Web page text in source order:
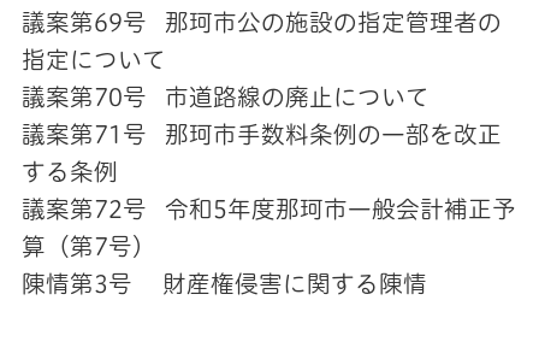
議案第69号 那珂市公の施設の指定管理者の
指定について
議案第70号 市道路線の廃止について
議案第71号 那珂市手数料条例の一部を改正
する条例
議案第72号 令和5年度那珂市一般会計補正予
算（第7号）
陳情第3号 財産権侵害に関する陳情